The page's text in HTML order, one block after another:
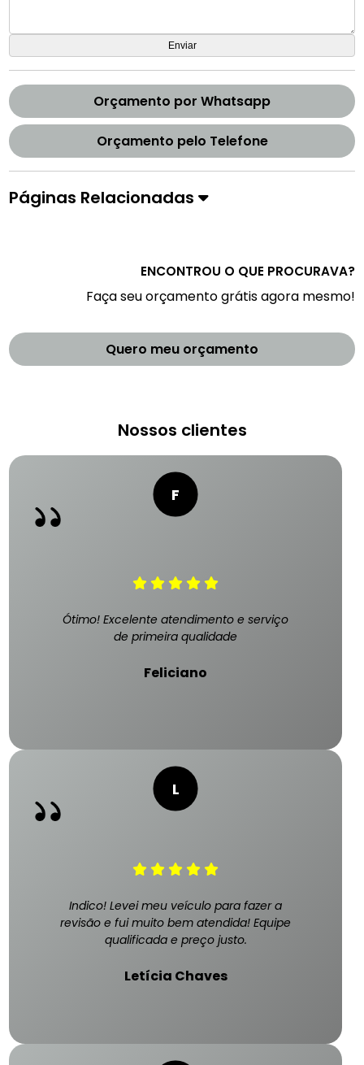
Orçamento por Whatsapp
Orçamento pelo Telefone
Páginas Relacionadas
ENCONTROU O QUE PROCURAVA?
Faça seu orçamento grátis agora mesmo!
Quero meu orçamento
Nossos clientes
Ótimo! Excelente atendimento e serviço
de primeira qualidade
Feliciano
Indico! Levei meu veículo para fazer a
revisão e fui muito bem atendida! Equipe
qualificada e preço justo.
Letícia Chaves